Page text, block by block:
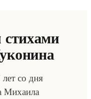
стихами
со дня
Михаила